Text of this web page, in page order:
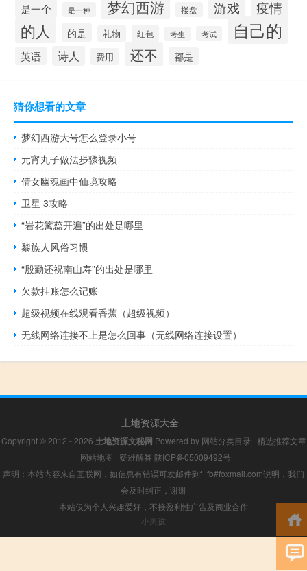
是一个 是一种 梦幻西游 楼盘 游戏 疫情
的人 的是 礼物 红包 考生 考试 自己的
英语 诗人 费用 还不 都是
猜你想看的文章
梦幻西游大号怎么登录小号
元宵丸子做法步骤视频
倩女幽魂画中仙境攻略
卫星 3攻略
“岩花篱蕊开遍”的出处是哪里
黎族人风俗习惯
“殷勤还祝南山寿”的出处是哪里
欠款挂账怎么记账
超级视频在线观看香蕉（超级视频）
无线网络连接不上是怎么回事（无线网络连接设置）
土地资源大全
Copyright © 2012 - 2026 土地资源文秘网 Powered by 网站分类目录 | 精选推荐文章
| 网站地图 | 疑难解答 陕ICP备05009492号
声明：本站内容来自互联网，如信息有错误可发邮件到f_fb#foxmail.com说明，我们
会及时纠正，谢谢
本站仅为个人兴趣爱好，不接盈利性广告及商业合作
小男孩